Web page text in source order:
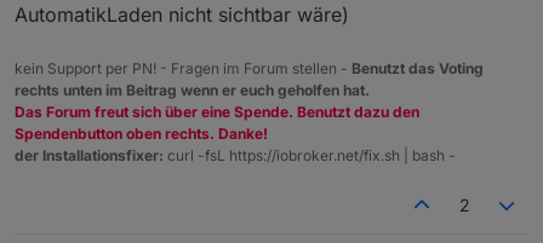
AutomatikLaden nicht sichtbar wäre)
kein Support per PN! - Fragen im Forum stellen - Benutzt das Voting
rechts unten im Beitrag wenn er euch geholfen hat.
Das Forum freut sich über eine Spende. Benutzt dazu den
Spendenbutton oben rechts. Danke!
der Installationsfixer: curl -fsL https://iobroker.net/fix.sh | bash -
2